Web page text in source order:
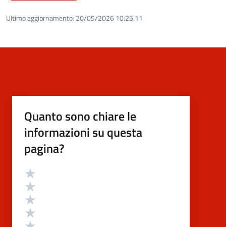
Ultimo aggiornamento: 20/05/2026 10:25.11
Quanto sono chiare le
informazioni su questa
pagina?
Valutazione